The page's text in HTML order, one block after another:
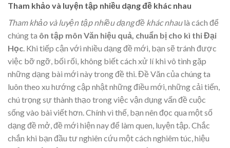
Tham khảo và luyện tập nhiều dạng đề khác nhau
Tham khảo và luyện tập nhiều dạng đề khác nhaulà cách để
chúng ta ôn tập môn Văn hiệu quả, chuẩn bị cho kì thi Đại
Học. Khi tiếp cận với nhiều dạng đề mới, bạn sẽ tránh được
việc bỡ ngỡ, bối rối, không biết cách xử lí khi vô tình gặp
những dạng bài mới này trong đề thi. Đề Văn của chúng ta
luôn theo xu hướng cập nhật những điều mới, những cải tiến,
chú trọng sự thành thạo trong việc vận dụng vấn đề cuộc
sống vào bài viết hơn. Chính vì thế, bạn nên đọc qua một số
dạng đề mở, đề mới hiện nay để làm quen, luyện tập. Chắc
chắn khi bạn đầu tư nghiên cứu một cách nghiêm túc, hiệu